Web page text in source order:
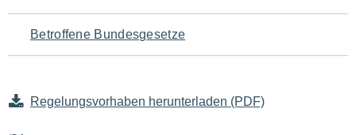
Betroffene Bundesgesetze
Regelungsvorhaben herunterladen (PDF)